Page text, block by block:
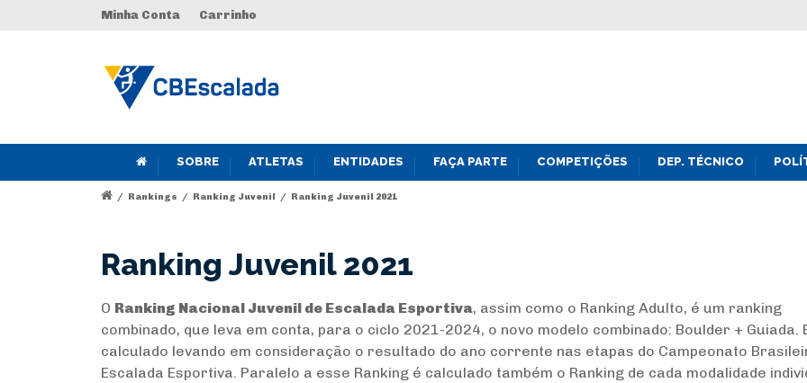
Minha Conta Carrinho
SOBRE ATLETAS ENTIDADES FAÇA PARTE COMPETIÇÕES DEP. TÉCNICO
/ Rankings / Ranking Juvenil / Ranking Juvenil 2021
Ranking Juvenil 2021
O Ranking Nacional Juvenil de Escalada Esportiva, assim como o Ranking Adulto, é um ranking
combinado, que leva em conta, para o ciclo 2021-2024, o novo modelo combinado: Boulder + Guiada.
calculado levando em consideração o resultado do ano corrente nas etapas do Campeonato
Escalada Esportiva. Paralelo a esse Ranking é calculado também o Ranking de cada modalidade